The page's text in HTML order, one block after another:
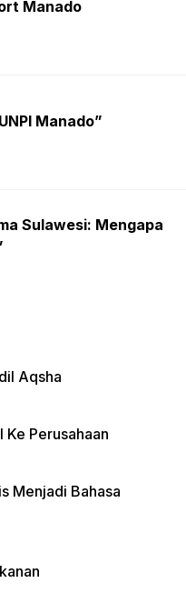
Manado
Manado”
Sulawesi: Mengapa
Aqsha
Ke Perusahaan
Menjadi Bahasa